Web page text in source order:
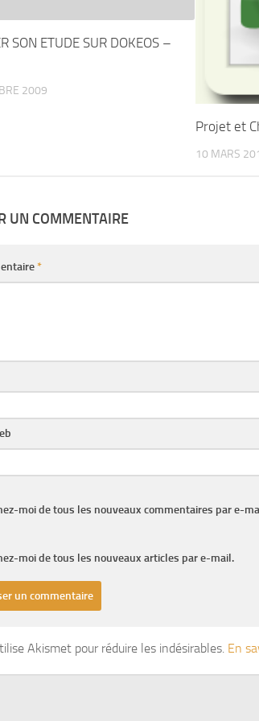
SON ETUDE SUR DOKEOS –
2009
Projet et
10 MARS
UN COMMENTAIRE
*
moi de tous les nouveaux commentaires par e-
moi de tous les nouveaux articles par e-mail.
Akismet pour réduire les indésirables. En